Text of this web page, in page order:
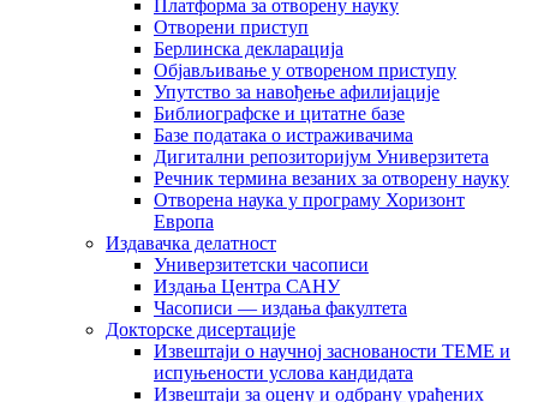
Платформа за отворену науку
Отворени приступ
Берлинска декларација
Објављивање у отвореном приступу
Упутство за навођење афилијације
Библиографске и цитатне базе
Базе података о истраживачима
Дигитални репозиторијум Универзитета
Рeчник термина везаних за отворену науку
Отворена наука у програму Хоризонт
Европа
Издавачка делатност
Универзитетски часописи
Издања Центра САНУ
Часописи — издања факултета
Докторске дисертације
Извештаји о научној заснованости ТЕМЕ и
испуњености услова кандидата
Извештаји за оцену и одбрану урађених